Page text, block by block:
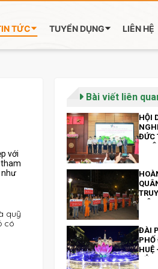
TỨC TUYỂN DỤNG LIÊN HỆ
với
như
quỹ
có
Bài viết liên
HỘI
ĐỨC
MÔI
ĐÀI
PHỐ
HUỆ
CỦA